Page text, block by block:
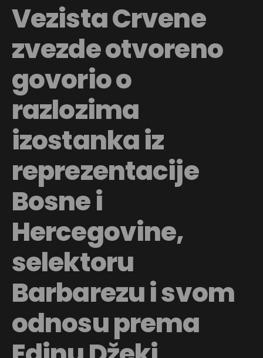
Vezista Crvene
zvezde otvoreno
govorio o
razlozima
izostanka iz
reprezentacije
Bosne i
Hercegovine,
selektoru
Barbarezu i svom
odnosu prema